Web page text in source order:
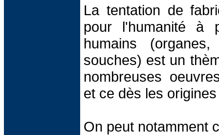
La tentation de
pour l'humanité à
humains
souches) est un
nombreuses
et ce dès les
On peut notamment